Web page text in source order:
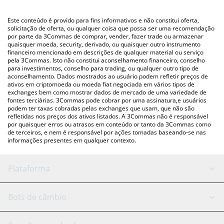
acima para verificar o último preço de Orta Chain nas principais
moedas fiat e criptográficas.
Este conteúdo é provido para fins informativos e não constitui oferta,
solicitação de oferta, ou qualquer coisa que possa ser uma recomendação
por parte da 3Commas de comprar, vender, fazer trade ou armazenar
quaisquer moeda, security, derivado, ou quaisquer outro instrumento
financeiro mencionado em descrições de qualquer material ou serviço
pela 3Commas. Isto não constitui aconselhamento financeiro, conselho
para investimentos, conselho para trading, ou qualquer outro tipo de
aconselhamento. Dados mostrados ao usuário podem refletir preços de
ativos em criptomoeda ou moeda fiat negociada em vários tipos de
exchanges bem como mostrar dados de mercado de uma variedade de
fontes terciárias. 3Commas pode cobrar por uma assinatura,e usuários
podem ter taxas cobradas pelas exchanges que usam, que não são
refletidas nos preços dos ativos listados. A 3Commas não é responsável
por quaisquer erros ou atrasos em conteúdo or tanto da 3Commas como
de terceiros, e nem é responsável por ações tomadas baseando-se nas
informações presentes em qualquer contexto.
Plataforma
Bot GRID
Bots de câmbio